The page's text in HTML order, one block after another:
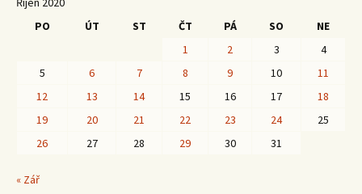
PO
ÚT ST ČT PÁ SO
NE
1
2 3
4
5
6 7 8 9 10
11
12
13 14 15 16 17
18
19
20 21 22 23 24
25
26
27 28 29 30 31
« Zář